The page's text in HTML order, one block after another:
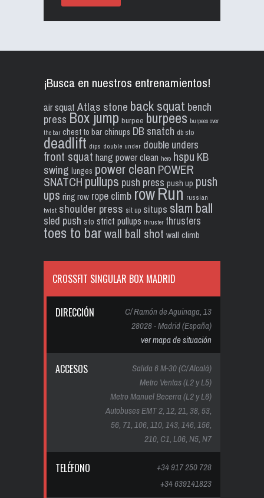
¡Busca en nuestros entrenamientos!
air squat Atlas stone back squat bench
press Box jump burpee burpees burpees over
the bar chest to bar chinups DB snatch db sto
deadlift dips double under double unders
front squat hang power clean hero hspu KB
swing lunges power clean POWER
SNATCH pullups push press push up push
ups ring row rope climb rowRun russian
twist shoulder press sit up situps slam ball
sled push sto strict pullups thruster thrusters
toes to barwall ball shot wall climb
CROSSFIT SINGULAR BOX MADRID
DIRECCIÓN
C/ Ramón de Aguinaga, 13
28028 - Madrid (España)
ver mapa de situación
ACCESOS
Salida 6 M-30 (C/ Alcalá)
Metro Ventas (L2 y L5)
Metro Manuel Becerra (L2 y L6)
Autobuses EMT 2, 12, 21, 38, 53,
56, 71, 106, 110, 143, 146, 156,
210, C1, L06, N5, N7
TELÉFONO
+34 917 250 728
+34 639141823